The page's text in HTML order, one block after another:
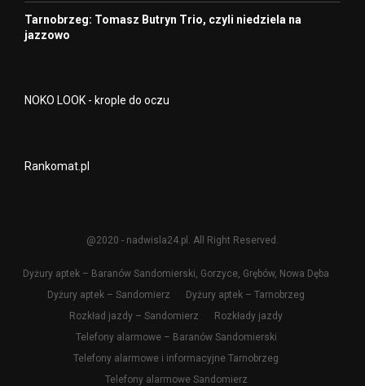
Tarnobrzeg: Tomasz Butryn Trio, czyli niedziela na
jazzowo
NOKO LOOK - krople do oczu
Rankomat.pl
@2020 - nadwisla24.pl. All Right Reserved.
Dyżury aptek – Baranów Sandomierski, Gorzyce, Grębów, Nowa Dęba
Dyżury aptek – Sandomierz
Dyżury aptek – Tarnobrzeg
Rozkład jazdy – Sandomierz
Rozkłady jazdy
Telefony alarmowe – Baranów Sandomierski
Telefony alarmowe i informacyjne Tarnobrzeg
Telefony alarmowe Sandomierz